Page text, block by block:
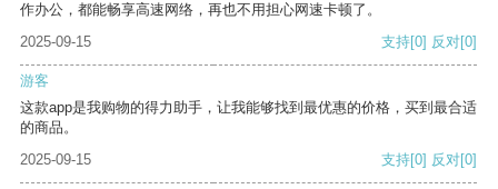
作办公，都能畅享高速网络，再也不用担心网速卡顿了。
2025-09-15
支持[0] 反对[0]
游客
这款app是我购物的得力助手，让我能够找到最优惠的价格，买到最合适
的商品。
2025-09-15
支持[0] 反对[0]